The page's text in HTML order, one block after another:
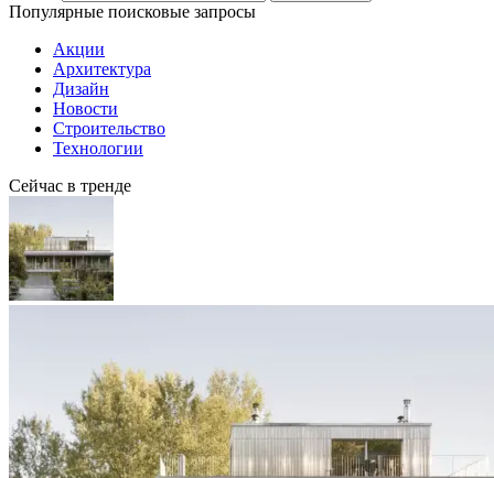
Популярные поисковые запросы
Акции
Архитектура
Дизайн
Новости
Строительство
Технологии
Сейчас в тренде